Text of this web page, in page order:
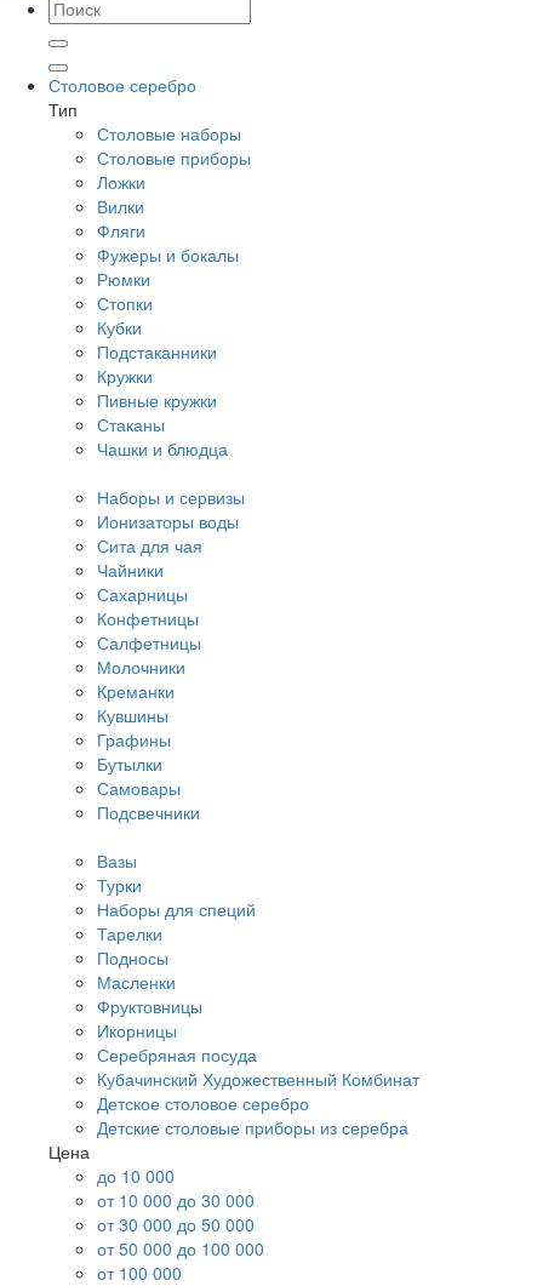
Столовое серебро
Тип
Столовые наборы
Столовые приборы
Ложки
Вилки
Фляги
Фужеры и бокалы
Рюмки
Стопки
Кубки
Подстаканники
Кружки
Пивные кружки
Стаканы
Чашки и блюдца
Наборы и сервизы
Ионизаторы воды
Сита для чая
Чайники
Сахарницы
Конфетницы
Салфетницы
Молочники
Креманки
Кувшины
Графины
Бутылки
Самовары
Подсвечники
Вазы
Турки
Наборы для специй
Тарелки
Подносы
Масленки
Фруктовницы
Икорницы
Серебряная посуда
Кубачинский Художественный Комбинат
Детское столовое серебро
Детские столовые приборы из серебра
Цена
до 10 000
от 10 000 до 30 000
от 30 000 до 50 000
от 50 000 до 100 000
от 100 000